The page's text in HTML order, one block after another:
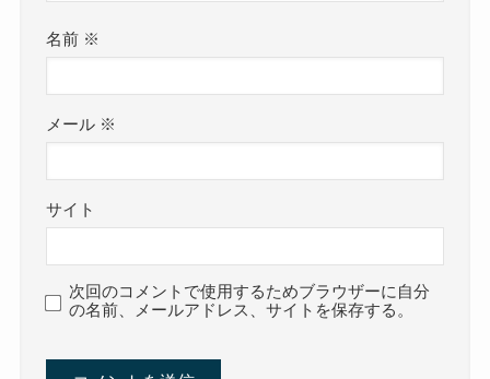
名前 ※
メール ※
サイト
次回のコメントで使用するためブラウザーに自分
の名前、メールアドレス、サイトを保存する。